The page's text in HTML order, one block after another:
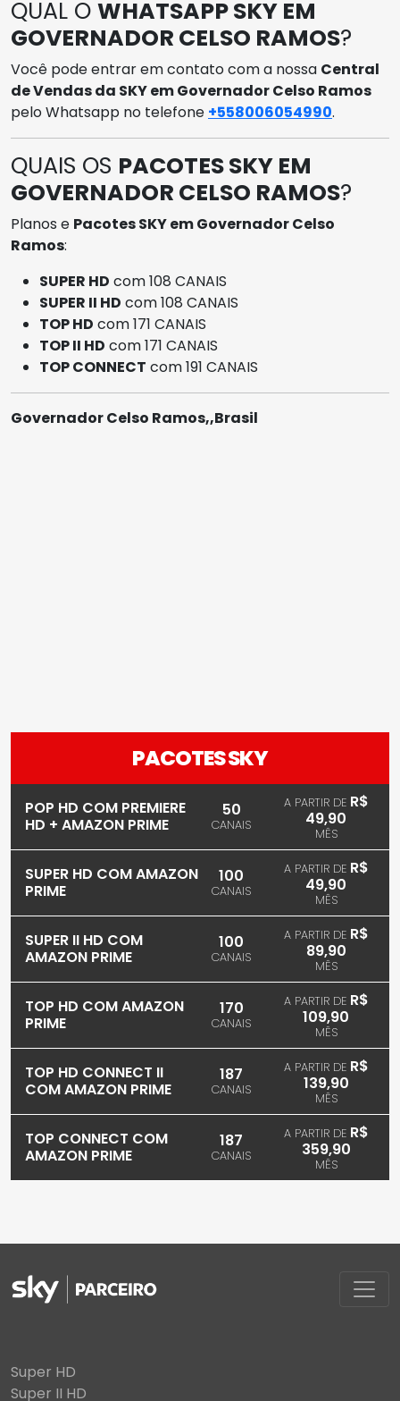
QUAL O WHATSAPP SKY EM
GOVERNADOR CELSO RAMOS?
Você pode entrar em contato com a nossa Central
de Vendas da SKY em Governador Celso Ramos
pelo Whatsapp no telefone +558006054990.
QUAIS OS PACOTES SKY EM
GOVERNADOR CELSO RAMOS?
Planos e Pacotes SKY em Governador Celso
Ramos:
SUPER HD com 108 CANAIS
SUPER II HD com 108 CANAIS
TOP HD com 171 CANAIS
TOP II HD com 171 CANAIS
TOP CONNECT com 191 CANAIS
Governador Celso Ramos,,Brasil
PACOTES SKY
POP HD COM PREMIERE
HD + AMAZON PRIME
50
CANAIS
A PARTIR DE R$
49,90
MÊS
SUPER HD COM AMAZON
PRIME
100
CANAIS
A PARTIR DE R$
49,90
MÊS
SUPER II HD COM
AMAZON PRIME
100
CANAIS
A PARTIR DE R$
89,90
MÊS
TOP HD COM AMAZON
PRIME
170
CANAIS
A PARTIR DE R$
109,90
MÊS
TOP HD CONNECT II
COM AMAZON PRIME
187
CANAIS
A PARTIR DE R$
139,90
MÊS
TOP CONNECT COM
AMAZON PRIME
187
CANAIS
A PARTIR DE R$
359,90
MÊS
Super HD
Super II HD